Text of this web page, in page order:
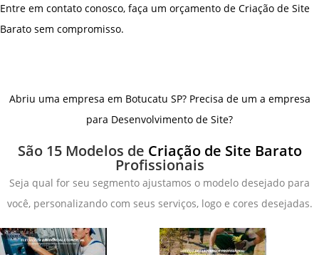
Entre em contato conosco, faça um orçamento de Criação de Site
Barato sem compromisso.
Abriu uma empresa em Botucatu SP? Precisa de um a empresa
para Desenvolvimento de Site?
São 15 Modelos de Criação de Site Barato
Profissionais
Seja qual for seu segmento ajustamos o modelo desejado para
você, personalizando com seus serviços, logo e cores desejadas.